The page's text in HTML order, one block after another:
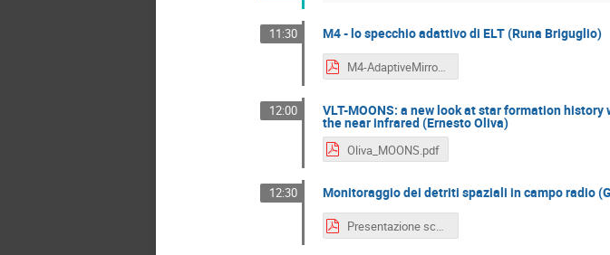
11:30 M4 - lo specchio adattivo di ELT (Runa Briguglio)
M4-AdaptiveMirror-ELT-Briguglio.pdf
12:00 VLT-MOONS: a new look at star formation
the near infrared (Ernesto Oliva)
Oliva_MOONS.pdf
12:30 Monitoraggio dei detriti spaziali in campo radio
Presentazione scheda SDR Bianchi Germano.pdf